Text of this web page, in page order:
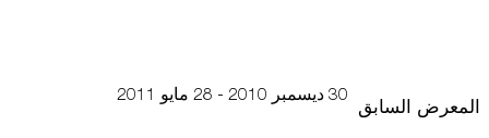
المعرض السابق
30 ديسمبر 2010 - 28 مايو 2011